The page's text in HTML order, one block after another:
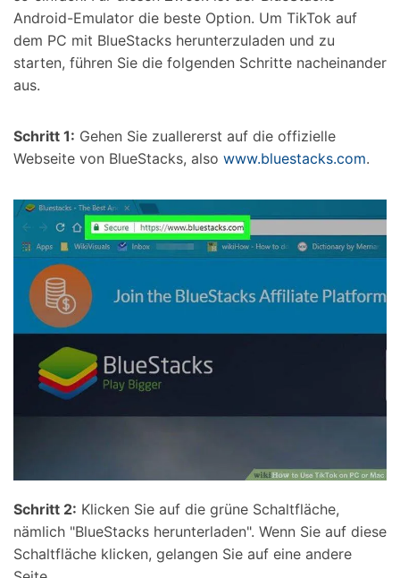
Android-Emulator die beste Option. Um TikTok auf
dem PC mit BlueStacks herunterzuladen und zu
starten, führen Sie die folgenden Schritte nacheinander
aus.
Schritt 1: Gehen Sie zuallererst auf die offizielle
Webseite von BlueStacks, also www.bluestacks.com.
Schritt 2: Klicken Sie auf die grüne Schaltfläche,
nämlich "BlueStacks herunterladen". Wenn Sie auf diese
Schaltfläche klicken, gelangen Sie auf eine andere